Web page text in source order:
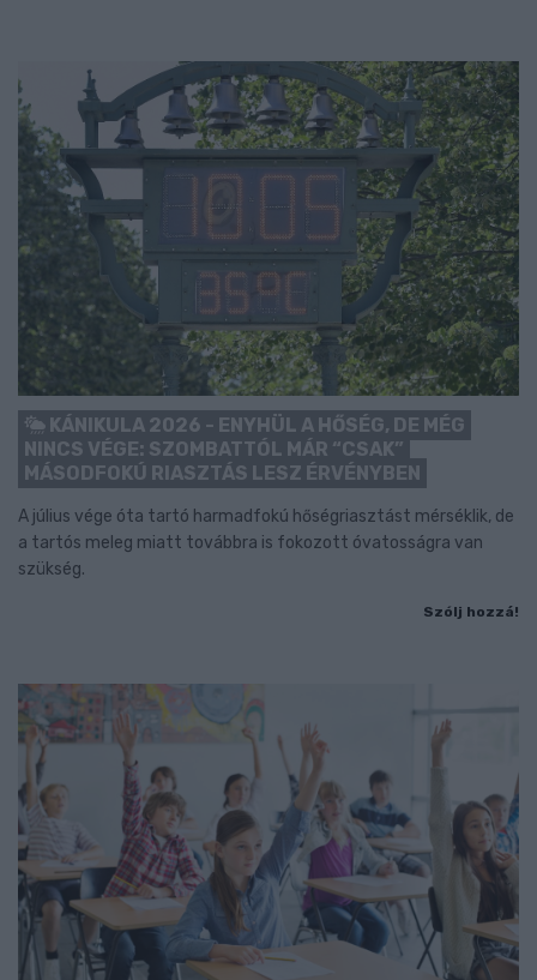
KÁNIKULA 2026 - ENYHÜL A HŐSÉG, DE MÉG
NINCS VÉGE: SZOMBATTÓL MÁR “CSAK”
MÁSODFOKÚ RIASZTÁS LESZ ÉRVÉNYBEN
A július vége óta tartó harmadfokú hőségriasztást mérséklik, de
a tartós meleg miatt továbbra is fokozott óvatosságra van
szükség.
Szólj hozzá!